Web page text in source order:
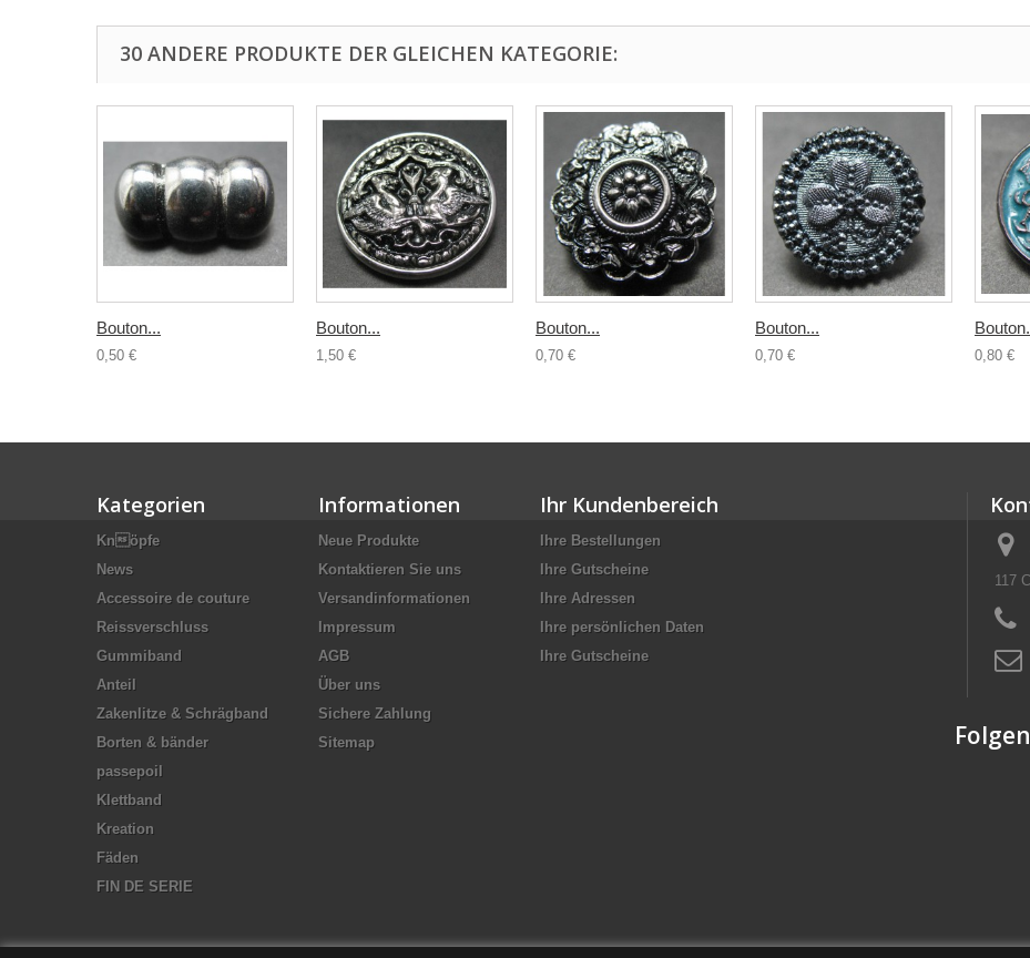
30 ANDERE PRODUKTE DER GLEICHEN KATEGORIE:
Bouton...
0,50 €
Bouton...
1,50 €
Bouton...
0,70 €
Bouton...
0,70 € 0,80 €
Kategorien
Knöpfe
News
Accessoire de couture
Reissverschluss
Gummiband
Anteil
Zakenlitze & Schrägband
Borten & bänder
passepoil
Klettband
Kreation
Fäden
FIN DE SERIE
Informationen
Neue Produkte
Kontaktieren Sie uns
Versandinformationen
Impressum
AGB
Über uns
Sichere Zahlung
Sitemap
Ihr Kundenbereich
Ihre Bestellungen
Ihre Gutscheine
Ihre Adressen
Ihre persönlichen Daten
Ihre Gutscheine
117